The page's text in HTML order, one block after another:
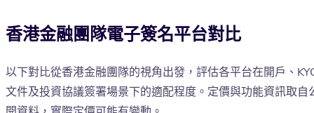
香港金融團隊電子簽名平台對比
以下對比從香港金融團隊的視角出發，評估各平台在開戶、
文件及投資協議簽署場景下的適配程度。定價與功能資訊取自